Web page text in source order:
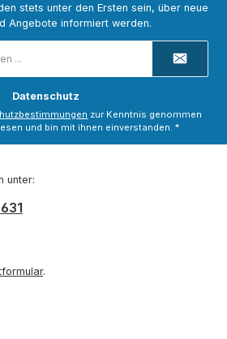
stets unter den Ersten sein, über neue
Angebote informiert werden.
Datenschutz
zur Kenntnis genommen
und bin mit ihnen einverstanden. *
unter:
.